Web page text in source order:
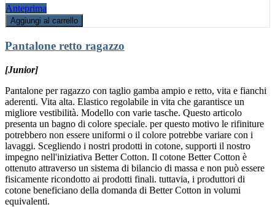
Anteprima
Aggiungi al carrello
Pantalone retto ragazzo
[Junior]
Pantalone per ragazzo con taglio gamba ampio e retto, vita e fianchi
aderenti. Vita alta. Elastico regolabile in vita che garantisce un
migliore vestibilità. Modello con varie tasche. Questo articolo
presenta un bagno di colore speciale. per questo motivo le rifiniture
potrebbero non essere uniformi o il colore potrebbe variare con i
lavaggi. Scegliendo i nostri prodotti in cotone, supporti il nostro
impegno nell'iniziativa Better Cotton. Il cotone Better Cotton è
ottenuto attraverso un sistema di bilancio di massa e non può essere
fisicamente ricondotto ai prodotti finali. tuttavia, i produttori di
cotone beneficiano della domanda di Better Cotton in volumi
equivalenti.